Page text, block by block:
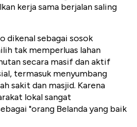
kerja sama berjalan saling
dikenal sebagai sosok
tak memperluas lahan
secara masif dan aktif
termasuk menyumbang
sakit dan masjid. Karena
lokal sangat
"orang Belanda yang baik